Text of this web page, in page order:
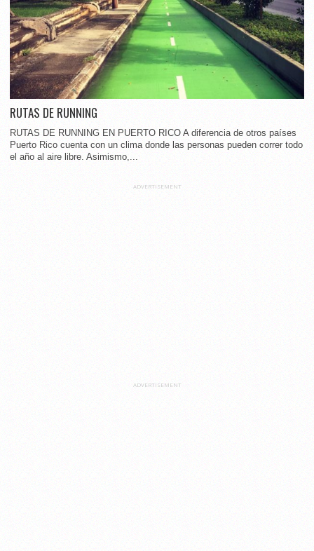
RUTAS DE RUNNING
RUTAS DE RUNNING EN PUERTO RICO A diferencia de otros países
Puerto Rico cuenta con un clima donde las personas pueden correr todo
el año al aire libre. Asimismo,...
ADVERTISEMENT
ADVERTISEMENT